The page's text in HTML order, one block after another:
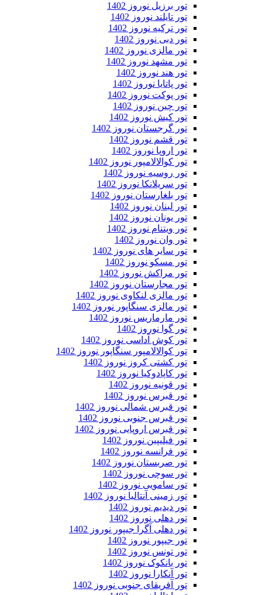
تور برزیل نوروز 1402
تور تایلند نوروز 1402
تور ترکیه نوروز 1402
تور دبی نوروز 1402
تور مالزی نوروز 1402
تور مشهد نوروز 1402
تور هند نوروز 1402
تور پاتایا نوروز 1402
تور پوکت نوروز 1402
تور چین نوروز 1402
تور کیش نوروز 1402
تور گرجستان نوروز 1402
تور قشم نوروز 1402
تور اروپا نوروز 1402
تور کوالالامپور نوروز 1402
تور روسیه نوروز 1402
تور سریلانکا نوروز 1402
تور بلغارستان نوروز 1402
تور لبنان نوروز 1402
تور یونان نوروز 1402
تور ویتنام نوروز 1402
تور وان نوروز 1402
تور سایر های نوروز 1402
تور مسکو نوروز 1402
تور مراکش نوروز 1402
تور مجارستان نوروز 1402
تور مالزی لنکاوی نوروز 1402
تور مالزی سنگاپور نوروز 1402
تور مارماریس نوروز 1402
تور گوا نوروز 1402
تور کوش آداسی نوروز 1402
تور کوالالامپور سنگاپور نوروز 1402
تور کشتی کروز نوروز 1402
تور کاپادوکیا نوروز 1402
تور قونیه نوروز 1402
تور قبرس نوروز 1402
تور قبرس شمالی نوروز 1402
تور قبرس جنوبی نوروز 1402
تور قبرس اروپایی نوروز 1402
تور فیلیپین نوروز 1402
تور فرانسه نوروز 1402
تور صربستان نوروز 1402
تور سوچی نوروز 1402
تور سامویی نوروز 1402
تور زمینی آنتالیا نوروز 1402
تور دیدیم نوروز 1402
تور دهلی نوروز 1402
تور دهلی آگرا جیپور نوروز 1402
تور جیپور نوروز 1402
تور تونس نوروز 1402
تور بانکوک نوروز 1402
تور آنکارا نوروز 1402
تور آفریقای جنوبی نوروز 1402